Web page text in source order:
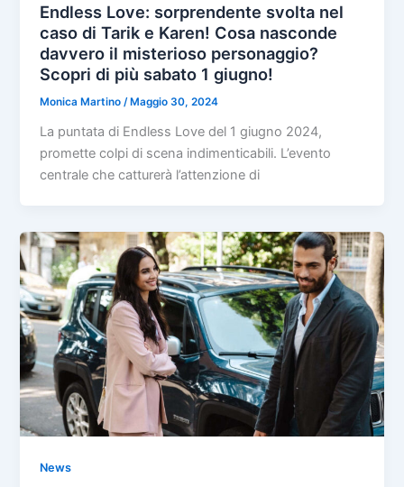
Endless Love: sorprendente svolta nel
caso di Tarik e Karen! Cosa nasconde
davvero il misterioso personaggio?
Scopri di più sabato 1 giugno!
Monica Martino/Maggio 30, 2024
La puntata di Endless Love del 1 giugno 2024,
promette colpi di scena indimenticabili. L’evento
centrale che catturerà l’attenzione di
News